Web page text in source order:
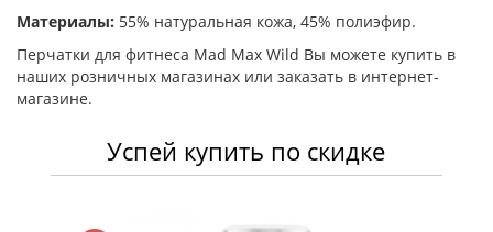
Материалы: 55% натуральная кoжa, 45% пoлиэфир.
Перчатки для фитнеса Mad Max Wild Вы можете купить в
наших розничных магазинах или заказать в интернет-
магазине.
Успей купить по скидке